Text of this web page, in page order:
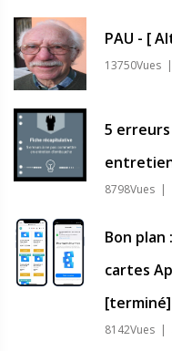
PAU - [
13750Vues
5
8798Vues |
Bon plan
cartes
8142Vues |